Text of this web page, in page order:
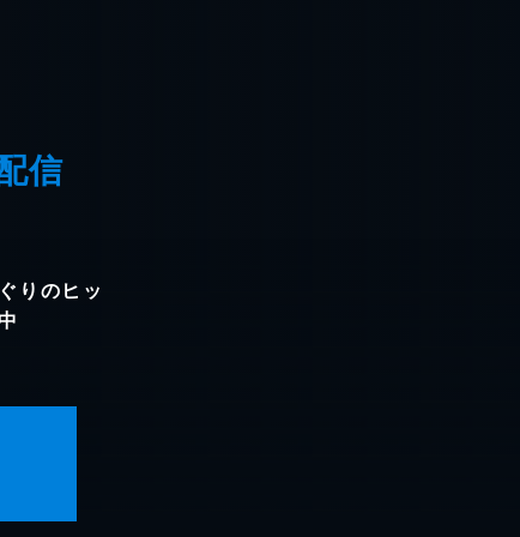
信
りのヒッ